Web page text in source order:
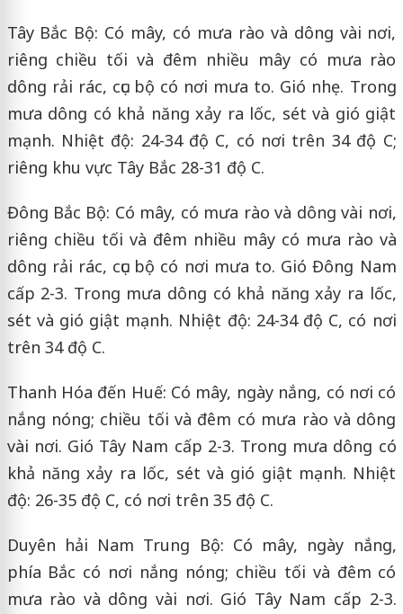
Tây Bắc Bộ: Có mây, có mưa rào và dông vài nơi,
riêng chiều tối và đêm nhiều mây có mưa rào
dông rải rác, cục bộ có nơi mưa to. Gió nhẹ. Trong
mưa dông có khả năng xảy ra lốc, sét và gió giật
mạnh. Nhiệt độ: 24-34 độ C, có nơi trên 34 độ C;
riêng khu vực Tây Bắc 28-31 độ C.
Đông Bắc Bộ: Có mây, có mưa rào và dông vài nơi,
riêng chiều tối và đêm nhiều mây có mưa rào và
dông rải rác, cục bộ có nơi mưa to. Gió Đông Nam
cấp 2-3. Trong mưa dông có khả năng xảy ra lốc,
sét và gió giật mạnh. Nhiệt độ: 24-34 độ C, có nơi
trên 34 độ C.
Thanh Hóa đến Huế: Có mây, ngày nắng, có nơi có
nắng nóng; chiều tối và đêm có mưa rào và dông
vài nơi. Gió Tây Nam cấp 2-3. Trong mưa dông có
khả năng xảy ra lốc, sét và gió giật mạnh. Nhiệt
độ: 26-35 độ C, có nơi trên 35 độ C.
Duyên hải Nam Trung Bộ: Có mây, ngày nắng,
phía Bắc có nơi nắng nóng; chiều tối và đêm có
mưa rào và dông vài nơi. Gió Tây Nam cấp 2-3.